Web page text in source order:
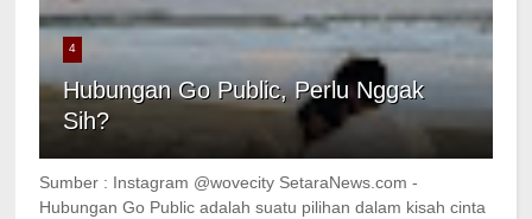
4
Hubungan Go Public, Perlu Nggak
Sih?
Sumber : Instagram @wovecity SetaraNews.com -
Hubungan Go Public adalah suatu pilihan dalam kisah cinta